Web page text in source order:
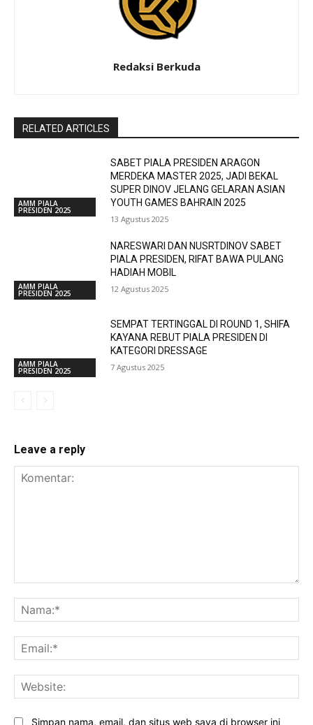
Redaksi Berkuda
RELATED ARTICLES
AMM PIALA
PRESIDEN 2025
SABET PIALA PRESIDEN ARAGON
MERDEKA MASTER 2025, JADI BEKAL
SUPER DINOV JELANG GELARAN ASIAN
YOUTH GAMES BAHRAIN 2025
13 Agustus 2025
AMM PIALA
PRESIDEN 2025
NARESWARI DAN NUSRTDINOV SABET
PIALA PRESIDEN, RIFAT BAWA PULANG
HADIAH MOBIL
12 Agustus 2025
AMM PIALA
PRESIDEN 2025
SEMPAT TERTINGGAL DI ROUND 1, SHIFA
KAYANA REBUT PIALA PRESIDEN DI
KATEGORI DRESSAGE
7 Agustus 2025
Leave a reply
Simpan nama, email, dan situs web saya di browser ini